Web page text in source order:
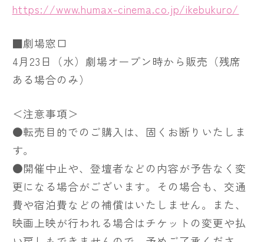
https://www.humax-cinema.co.jp/ikebukuro/
■劇場窓口
4月23日（水）劇場オープン時から販売（残席
ある場合のみ）
＜注意事項＞
●転売目的でのご購入は、固くお断りいたしま
す。
●開催中止や、登壇者などの内容が予告なく変
更になる場合がございます。その場合も、交通
費や宿泊費などの補償はいたしません。また、
映画上映が行われる場合はチケットの変更や払